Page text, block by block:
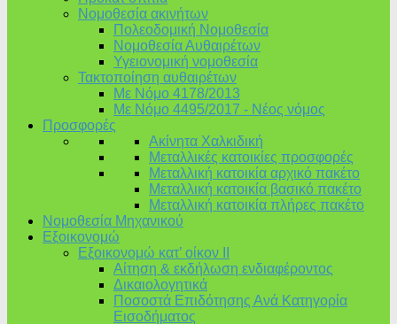
Νομοθεσία ακινήτων
Πολεοδομική Νομοθεσία
Νομοθεσία Αυθαιρέτων
Υγειονομική νομοθεσία
Τακτοποίηση αυθαιρέτων
Με Νόμο 4178/2013
Με Νόμο 4495/2017 - Νέος νόμος
Προσφορές
Ακίνητα Χαλκιδική
Μεταλλικές κατοικίες προσφορές
Μεταλλική κατοικία αρχικό πακέτο
Μεταλλική κατοικία βασικό πακέτο
Μεταλλική κατοικία πλήρες πακέτο
Νομοθεσία Μηχανικού
Εξοικονομώ
Εξοικονομώ κατ’ οίκον II
Αίτηση & εκδήλωση ενδιαφέροντος
Δικαιολογητικά
Ποσοστά Επιδότησης Ανά Κατηγορία
Εισοδήματος